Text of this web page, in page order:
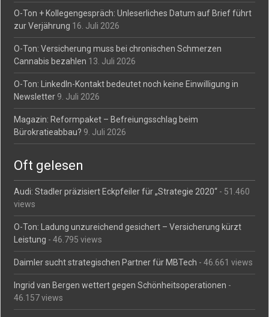
O-Ton + Kollegengespräch: Unleserliches Datum auf Brief führt
zur Verjährung 16. Juli 2026
O-Ton: Versicherung muss bei chronischen Schmerzen
Cannabis bezahlen 13. Juli 2026
O-Ton: LinkedIn-Kontakt bedeutet noch keine Einwilligung in
Newsletter 9. Juli 2026
Magazin: Reformpaket – Befreiungsschlag beim
Bürokratieabbau? 9. Juli 2026
Oft gelesen
Audi: Stadler präzisiert Eckpfeiler für „Strategie 2020“ - 51.460
views
O-Ton: Ladung unzureichend gesichert – Versicherung kürzt
Leistung - 46.795 views
Daimler sucht strategischen Partner für MBTech - 46.661 views
Ingrid van Bergen wettert gegen Schönheitsoperationen -
46.157 views